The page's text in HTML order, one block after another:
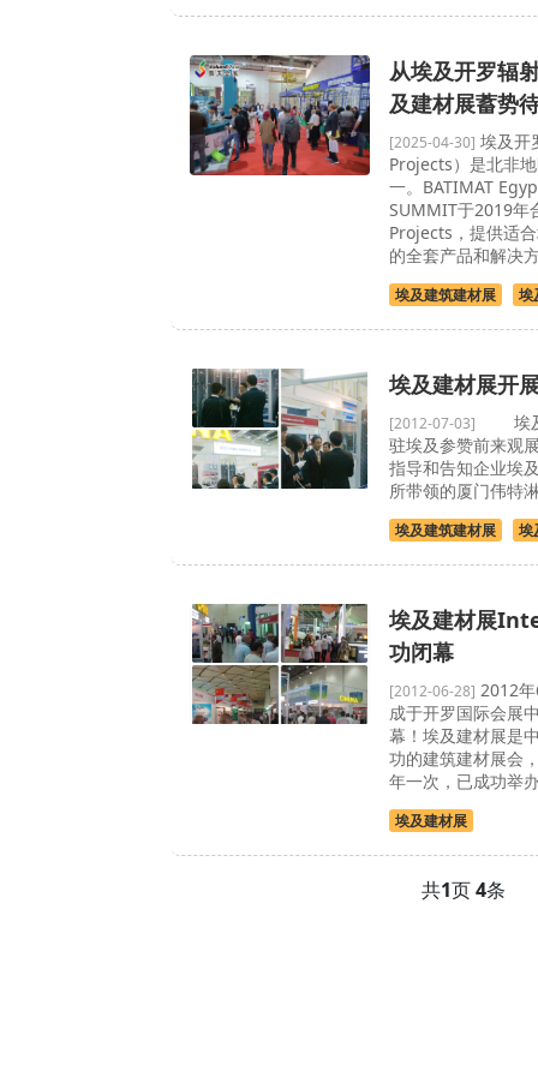
从埃及开罗辐
及建材展蓄势
[2025-04-30] 埃及开
Projects）是北非
一。BATIMAT
SUMMIT于2019年
Projects，提供适
的全套产品和解决
埃及建筑建材展 埃
埃及建材展开
[2012-07-03]
埃及
驻埃及参赞前来观
指导和告知企业埃
所带领的厦门伟特
埃及建筑建材展 埃
埃及建材展
功闭幕
[2012-06-28] 2012
成于开罗国际会展
幕！埃及建材展是
功的建筑建材展会
年一次，已成功举
埃及建材展
共1页4条